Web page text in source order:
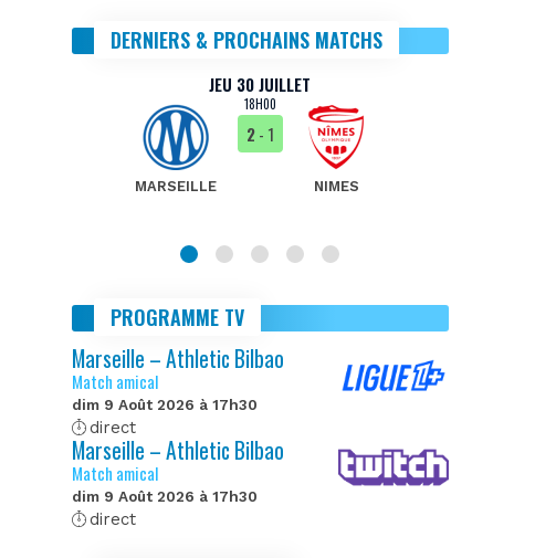
DERNIERS & PROCHAINS MATCHS
JEU 30 JUILLET
18H00
MARSEILLE
2- 1
NIMES
PROGRAMME TV
Marseille – Athletic Bilbao
Match amical
dim 9 Août 2026 à 17h30
direct
Marseille – Athletic Bilbao
Match amical
dim 9 Août 2026 à 17h30
direct